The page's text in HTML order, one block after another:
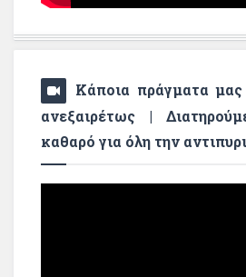
Κάποια πράγματα
ανεξαιρέτως |
καθαρό για όλη την